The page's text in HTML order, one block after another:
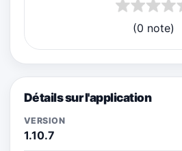
(0 note)
Détails sur l'application
VERSION
1.10.7